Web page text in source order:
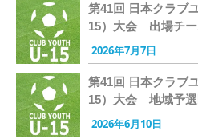
第41回 日本クラブ
15）大会 出場チー
2026年7月7日
第41回 日本クラブ
15）大会 地域予
2026年6月10日